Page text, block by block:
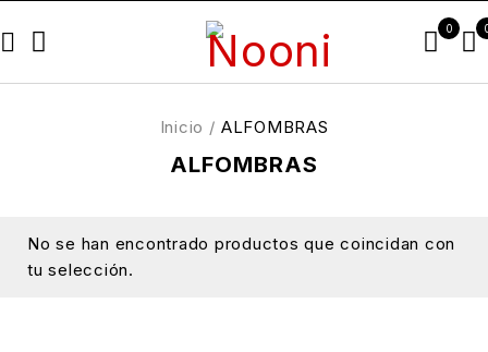
0
ALFOMBRAS
Inicio / ALFOMBRAS
No se han encontrado productos que coincidan con
tu selección.